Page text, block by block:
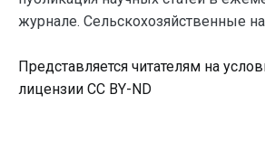
журнале. Сельскохозяйственные
Представляется читателям на
лицензии CC BY-ND